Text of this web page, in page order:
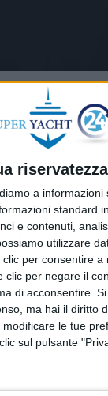
a
standard
e contenuti,
utilizzare
per consentire
per negare il
di acconsentire.
ma hai il diritto
le tue
sul pulsante